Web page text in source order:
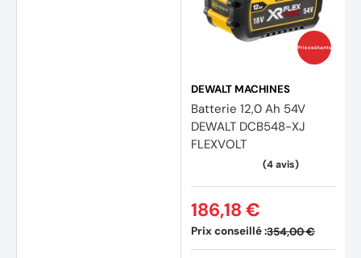
Prix coûtants
DEWALT MACHINES
Batterie 12,0 Ah 54V
DEWALT DCB548-XJ
FLEXVOLT
Prix conseillé :354,00 €
186,18 €